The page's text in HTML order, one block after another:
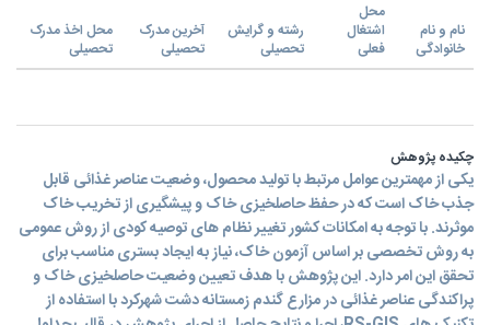
نام و نام
خانوادگی
محل
اشتغال
فعلی
رشته و گرایش
تحصیلی
آخرین مدرک
تحصیلی
محل اخذ مدرک
تحصیلی
چکیده پژوهش
یکی از مهمترین عوامل مرتبط با تولید محصول، وضعیت عناصر غذائی قابل
جذب خاک است که در حفظ حاصلخیزی خاک و پیشگیری از تخریب خاک
موثرند. با توجه به امکانات کشور تغییر نظام های توصیه کودی از روش عمومی
به روش تخصصی بر اساس آزمون خاک، نیاز به ایجاد بستری مناسب برای
تحقق این امر دارد. این پژوهش با هدف تعیین وضعیت حاصلخیزی خاک و
پراکندگی عناصر غذائی در مزارع گندم زمستانه دشت شهرکرد با استفاده از